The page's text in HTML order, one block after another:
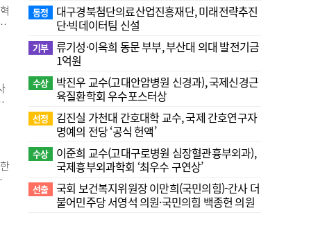
동정
대구경북첨단의료산업진흥재단, 미래전략추진
단·빅데이터팀 신설
기부 류기성·이옥희 동문 부부, 부산대 의대 발전기금
1억원
수상
박진우 교수(고대안암병원 신경과), 국제신경근
육질환학회 우수포스터상
선정
김진실 가천대 간호대학 교수, 국제 간호연구자
명예의 전당 ‘공식 헌액’
수상
이준희 교수(고대구로병원 심장혈관흉부외과),
국제흉부외과학회 ‘최우수 구연상’
선출 국회 보건복지위원장 이만희(국민의힘)-간사 더
불어민주당 서영석 의원·국민의힘 백종헌 의원